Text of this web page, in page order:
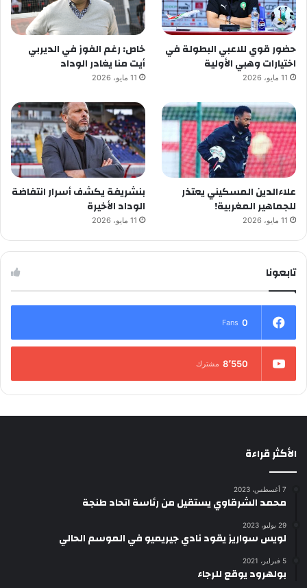
حضور قوي للاعبي البطولة في
اختيارات وهبي الأولية
11 مايو، 2026
خاص: رغم الفوز في الديربي
أيت منا يغادر الوداد
11 مايو، 2026
علاءالدين المسكيني يعتذر
للجماهير المغربية!
11 مايو، 2026
بنشريفة يكشف أسرار انتفاضة
الوداد الأخيرة
11 مايو، 2026
تابعونا
0
Fans
8٬550 مشترك
الأكثر قراءة
7 أغسطس، 2023
محمد الشرقاوي يستقيل من رئاسة اتحاد طنجة
29 يوليو، 2023
لويس سواريز يقود نادي جيريميو في الموسم الحالي
5 فبراير، 2021
بولهرود يوقع للرجاء